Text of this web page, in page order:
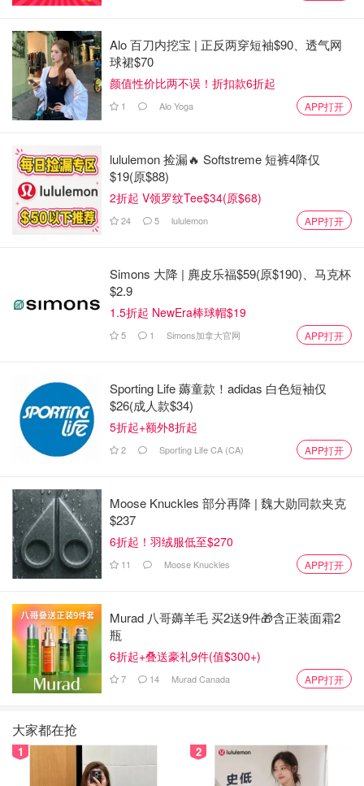
不油腻 早上出门之前用一泵 整天皮肤都是水润润的 不会干
燥~而且#黛珂# 主打的先入后水概念 用完这款精华之后也
会更好的帮助皮肤吸收后续护肤品~
Alo 百刀内挖宝 | 正反两穿短袖$90、透气网
球裙$70
颜值性价比两不误！折扣款6折起
1 Alo Yoga APP打开
lululemon 捡漏🔥 Softstreme 短裤4降仅
$19(原$88)
2折起 V领罗纹Tee$34(原$68)
24 5 lululemon APP打开
Simons 大降 | 麂皮乐福$59(原$190)、马克杯
$2.9
1.5折起 NewEra棒球帽$19
5 1 Simons加拿大官网 APP打开
Sporting Life 薅童款！adidas 白色短袖仅
$26(成人款$34)
5折起+额外8折起
2 Sporting Life CA (CA) APP打开
Moose Knuckles 部分再降 | 魏大勋同款夹克
$237
6折起！羽绒服低至$270
11 Moose Knuckles APP打开
Murad 八哥薅羊毛 买2送9件🎁含正装面霜2
瓶
6折起+叠送豪礼9件(值$300+)
7 14 Murad Canada APP打开
大家都在抢
1 2